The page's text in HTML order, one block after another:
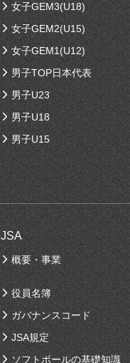
女子GEM3(U18)
女子GEM2(U15)
女子GEM1(U12)
男子TOP日本代表
男子U23
男子U18
男子U15
JSA
概要・事業
役員名簿
ガバナンスコード
JSA規定
ソフトボールの基礎知識